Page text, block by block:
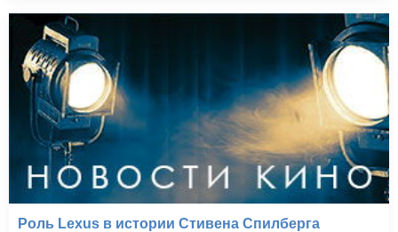
Роль Lexus в истории Стивена Спилберга